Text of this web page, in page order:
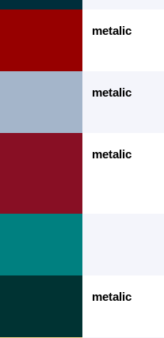
metalic
metalic
metalic
metalic